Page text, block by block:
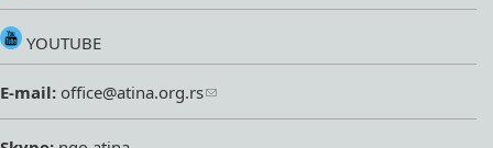
YOUTUBE
E-mail: office@atina.org.rs